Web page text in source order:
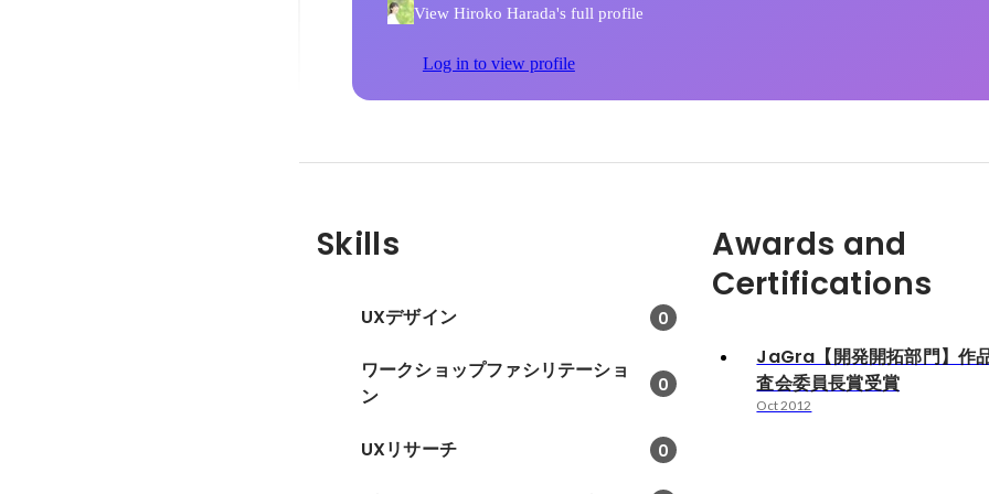
View Hiroko Harada's full profile
Log in to view profile
Skills
UXデザイン 0
ワークショップファシリテーショ
ン
0
UXリサーチ 0
Awards and
Certifications
JaGra【開発開拓部門】
査会委員長賞受賞
Oct 2012